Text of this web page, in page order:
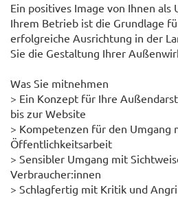
Ein positives Image von Ihnen
Ihrem Betrieb ist die Grundlage
erfolgreiche Ausrichtung in der
Sie die Gestaltung Ihrer
Was Sie mitnehmen
> Ein Konzept für Ihre
bis zur Website
> Kompetenzen für den Umgang
Öffentlichkeitsarbeit
> Sensibler Umgang mit
Verbraucher:innen
> Schlagfertig mit Kritik und